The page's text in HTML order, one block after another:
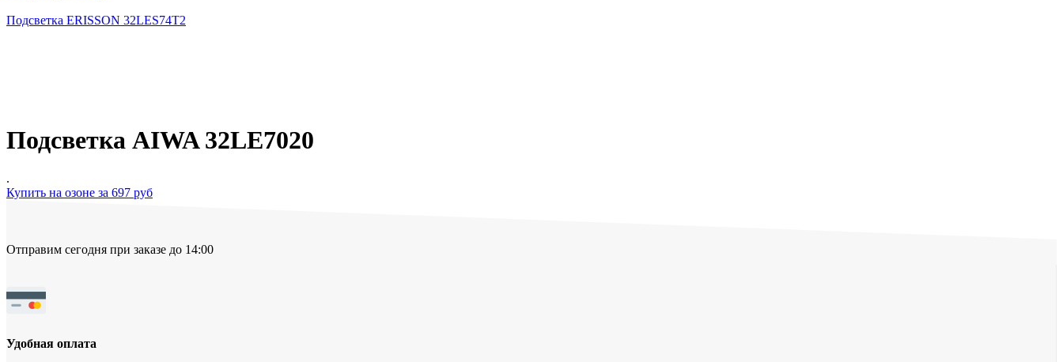
Подсветка ERISSON 32LES74T2
Подсветка AIWA 32LE7020
.
Купить на озоне за 697 руб
Отправим сегодня при заказе до 14:00
Удобная оплата